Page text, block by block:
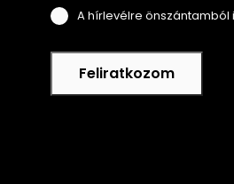
A hírlevélre önszántamból
Feliratkozom